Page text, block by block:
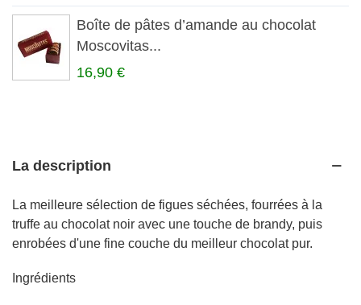
Boîte de pâtes d’amande au chocolat
Moscovitas...
16,90 €
La description
La meilleure sélection de figues séchées, fourrées à la
truffe au chocolat noir avec une touche de brandy, puis
enrobées d'une fine couche du meilleur chocolat pur.
Ingrédients